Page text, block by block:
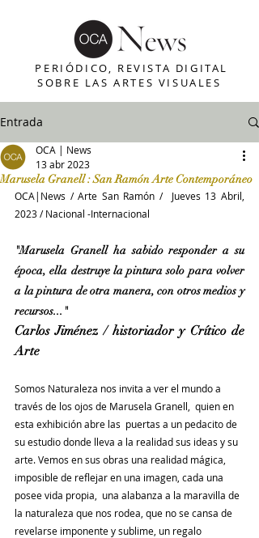
PERIÓDICO, REVISTA DIGITAL
SOBRE LAS ARTES VISUALES
Entrada
Marusela Granell : San Ramón Arte Contemporáneo
OCA | News
13 abr 2023
OCA|News / Arte San Ramón /  Jueves 13 Abril,
2023 / Nacional -Internacional
"Marusela Granell ha sabido responder a su
época, ella destruye la pintura solo para volver
a la pintura de otra manera, con otros medios y
recursos..."
Carlos Jiménez / historiador y Crítico de
Arte
Somos Naturaleza nos invita a ver el mundo a
través de los ojos de Marusela Granell,  quien en
esta exhibición abre las  puertas a un pedacito de
su estudio donde lleva a la realidad sus ideas y su
arte. Vemos en sus obras una realidad mágica,
imposible de reflejar en una imagen, cada una
posee vida propia,  una alabanza a la maravilla de
la naturaleza que nos rodea, que no se cansa de
revelarse imponente y sublime, un regalo